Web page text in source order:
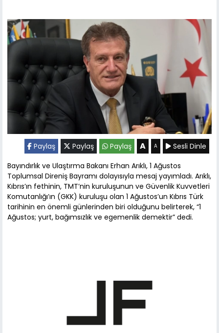
Paylaş Paylaş Paylaş A A
Sesli Dinle
Bayındırlık ve Ulaştırma Bakanı Erhan Arıklı, 1 Ağustos
Toplumsal Direniş Bayramı dolayısıyla mesaj yayımladı. Arıklı,
Kıbrıs’ın fethinin, TMT’nin kuruluşunun ve Güvenlik Kuvvetleri
Komutanlığı’ın (GKK) kuruluşu olan 1 Ağustos’un Kıbrıs Türk
tarihinin en önemli günlerinden biri olduğunu belirterek, “1
Ağustos; yurt, bağımsızlık ve egemenlik demektir” dedi.